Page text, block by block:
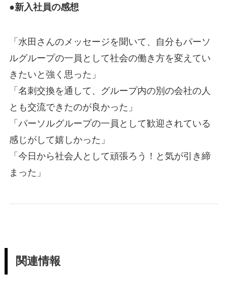
●新入社員の感想
「水田さんのメッセージを聞いて、自分もパーソ
ルグループの一員として社会の働き方を変えてい
きたいと強く思った」
「名刺交換を通して、グループ内の別の会社の人
とも交流できたのが良かった」
「パーソルグループの一員として歓迎されている
感じがして嬉しかった」
「今日から社会人として頑張ろう！と気が引き締
まった」
関連情報